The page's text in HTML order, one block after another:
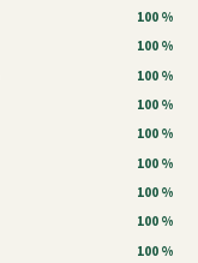
100 %
100 %
100 %
100 %
100 %
100 %
100 %
100 %
100 %